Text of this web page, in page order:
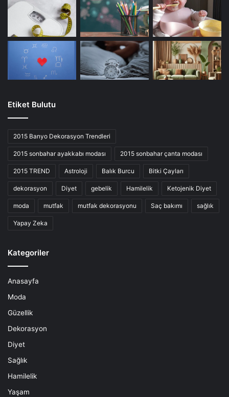
Etiket Bulutu
2015 Banyo Dekorasyon Trendleri
2015 sonbahar ayakkabı modası 2015 sonbahar çanta modası
2015 TREND Astroloji Balık Burcu Bitki Çayları
dekorasyon Diyet gebelik Hamilelik Ketojenik Diyet
moda mutfak mutfak dekorasyonu Saç bakımı sağlık
Yapay Zeka
Kategoriler
Anasayfa
Moda
Güzellik
Dekorasyon
Diyet
Sağlık
Hamilelik
Yaşam